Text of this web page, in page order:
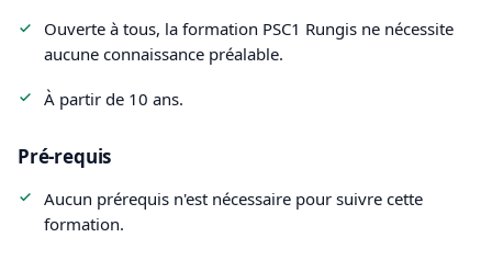
Ouverte à tous, la formation PSC1 Rungis ne nécessite
aucune connaissance préalable.
À partir de 10 ans.
Pré-requis
Aucun prérequis n'est nécessaire pour suivre cette
formation.